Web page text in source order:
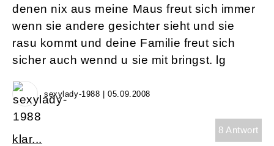
denen nix aus meine Maus freut sich immer
wenn sie andere gesichter sieht und sie
rasu kommt und deine Familie freut sich
sicher auch wennd u sie mit bringst. lg
sexylady-1988 | 05.09.2008
8 Antwort
klar...